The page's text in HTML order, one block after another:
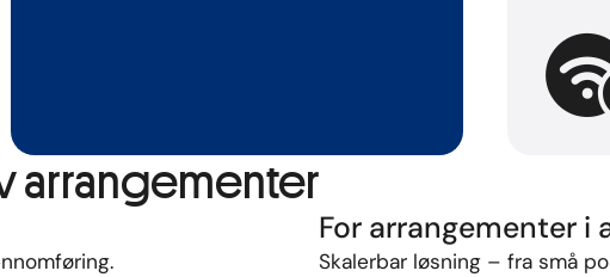
arrangementer
For arrangementer i
Skalerbar løsning – fra små